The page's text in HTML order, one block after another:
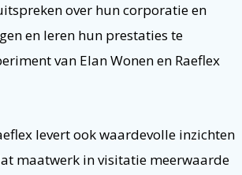
over hun corporatie en
en leren hun prestaties te
van Elan Wonen en Raeflex
levert ook waardevolle inzichten
maatwerk in visitatie meerwaarde